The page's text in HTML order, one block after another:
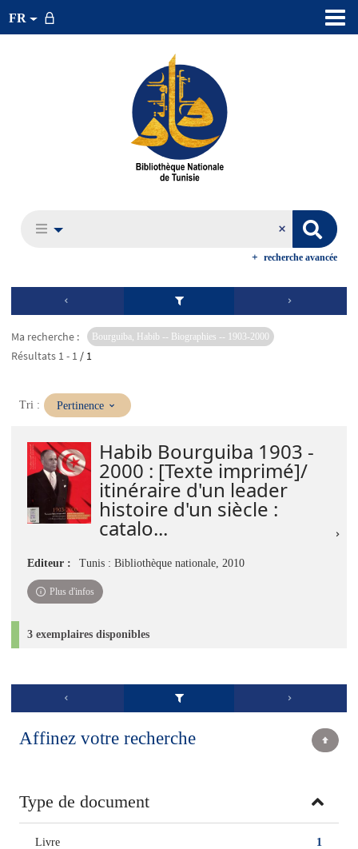
FR
recherche avancée
Ma recherche : Bourguiba, Habib -- Biographies -- 1903-2000
Résultats 1 - 1 / 1
Tri : (Mise
immédiate)
Pertinence
Habib Bourguiba 1903 -
2000 : [Texte imprimé]/
itinéraire d'un leader
histoire d'un siècle :
catalo...
Editeur : Tunis : Bibliothèque nationale, 2010
Plus d'infos
3 exemplaires disponibles
Affinez votre recherche
Type de document
1
Livre